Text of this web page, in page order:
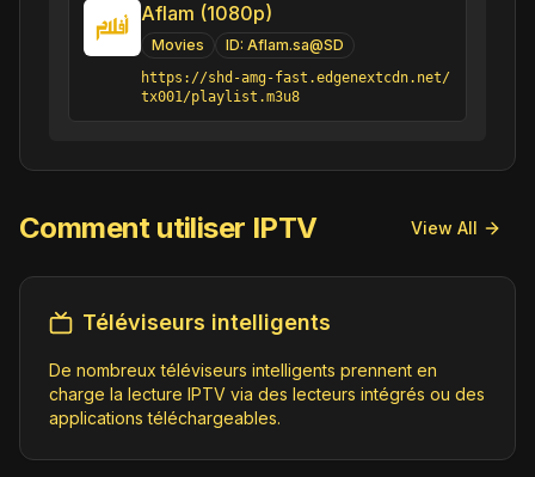
Aflam (1080p)
Movies ID: Aflam.sa@SD
https://shd-amg-fast.edgenextcdn.net/
tx001/playlist.m3u8
Comment utiliser IPTV View All
Téléviseurs intelligents
De nombreux téléviseurs intelligents prennent en
charge la lecture IPTV via des lecteurs intégrés ou des
applications téléchargeables.